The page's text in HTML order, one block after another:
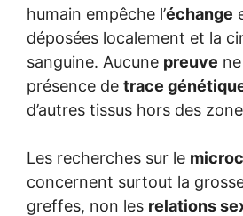
humain empêche l’échange
déposées localement et la
sanguine. Aucune preuve
présence de trace
d’autres tissus hors des
Les recherches sur le
concernent surtout la
greffes, non les relations